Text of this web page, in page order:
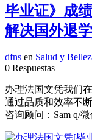
毕业证》成
解决国外退
dfns en Salud y
0 Respuestas
办理法国文凭我们
通过品质和效率不
咨询顾问：Sam q/微